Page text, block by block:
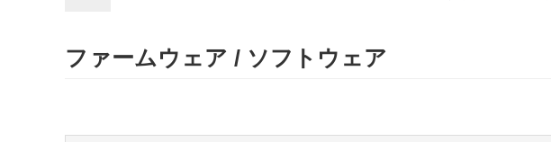
ファームウェア / ソフトウェア